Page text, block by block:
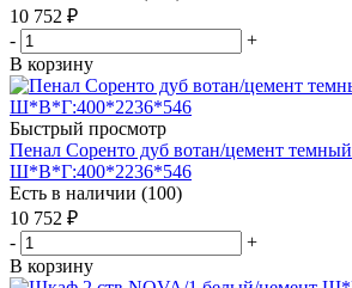
10 752 ₽
-
+
В корзину
Быстрый просмотр
Пенал Соренто дуб вотан/цемент темный
Ш*В*Г:400*2236*546
Есть в наличии (100)
10 752 ₽
-
+
В корзину